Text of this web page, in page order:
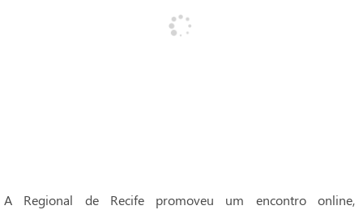
A Regional de Recife promoveu um encontro online,